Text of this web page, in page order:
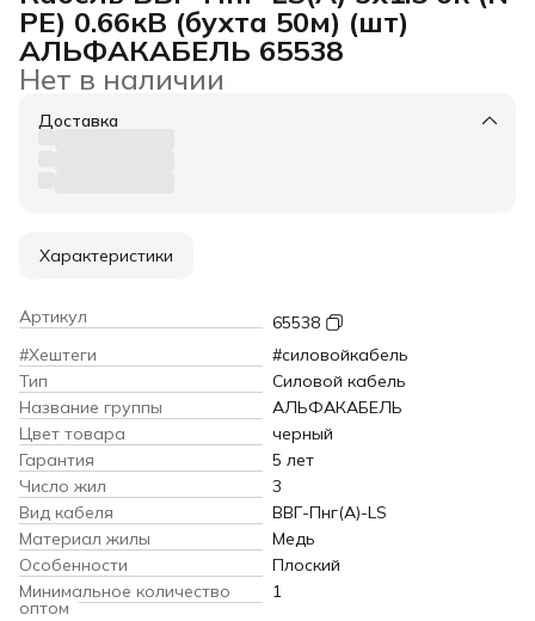
PE) 0.66кВ (бухта 50м) (шт)
АЛЬФАКАБЕЛЬ 65538
Нет в наличии
Доставка
Характеристики
Артикул
65538
#Хештеги
#силовойкабель
Тип
Силовой кабель
Название группы
АЛЬФАКАБЕЛЬ
Цвет товара
черный
Гарантия
5 лет
Число жил
3
Вид кабеля
ВВГ-Пнг(А)-LS
Материал жилы
Медь
Особенности
Плоский
Минимальное количество
оптом
1